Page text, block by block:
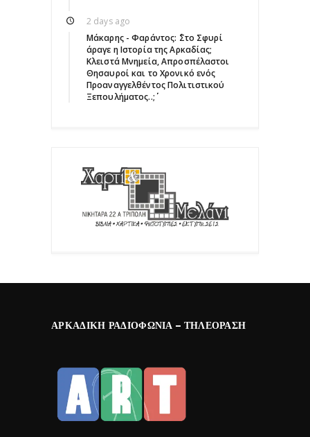
2 days ago
Μάκαρης - Φαράντος: ΄΄Στο Σφυρί
άραγε η Ιστορία της Αρκαδίας;
Κλειστά Μνημεία, Απροσπέλαστοι
Θησαυροί και το Χρονικό ενός
Προαναγγελθέντος Πολιτιστικού
Ξεπουλήματος..;΄΄
ΑΡΚΑΔΙΚΉ ΡΑΔΙΟΦΩΝΊΑ – ΤΗΛΕΌΡΑΣΗ